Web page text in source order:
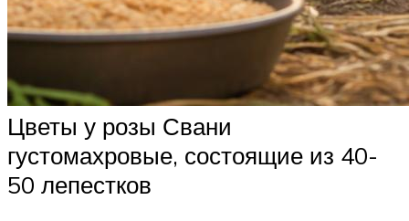
Цветы у розы Свани
густомахровые, состоящие из 40-
50 лепестков